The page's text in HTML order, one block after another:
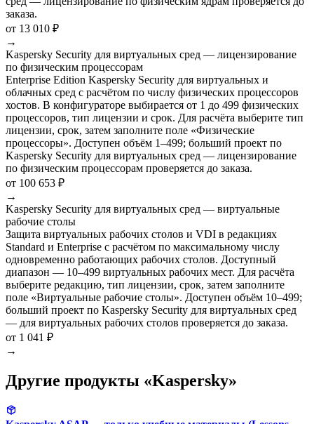
заказа.
от 13 010 ₽
→
Kaspersky Security для виртуальных сред — лицензирование
по физическим процессорам
Enterprise Edition Kaspersky Security для виртуальных и
облачных сред с расчётом по числу физических процессоров
хостов. В конфигураторе выбирается от 1 до 499 физических
процессоров, тип лицензии и срок. Для расчёта выберите тип
лицензии, срок, затем заполните поле «Физические
процессоры». Доступен объём 1–499; больший проект по
Kaspersky Security для виртуальных сред — лицензирование
по физическим процессорам проверяется до заказа.
от 100 653 ₽
→
Kaspersky Security для виртуальных сред — виртуальные
рабочие столы
Защита виртуальных рабочих столов и VDI в редакциях
Standard и Enterprise с расчётом по максимальному числу
одновременно работающих рабочих столов. Доступный
диапазон — 10–499 виртуальных рабочих мест. Для расчёта
выберите редакцию, тип лицензии, срок, затем заполните
поле «Виртуальные рабочие столы». Доступен объём 10–499;
больший проект по Kaspersky Security для виртуальных сред
— для виртуальных рабочих столов проверяется до заказа.
от 1 041 ₽
→
Другие продукты «Kaspersky»